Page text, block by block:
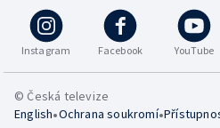
Instagram Facebook YouTube
© Česká televize
English•Ochrana soukromí•